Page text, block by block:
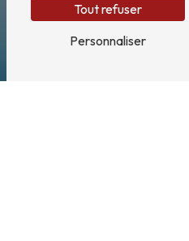
Retrouvez
taxis à
Tout refuser
Personnaliser